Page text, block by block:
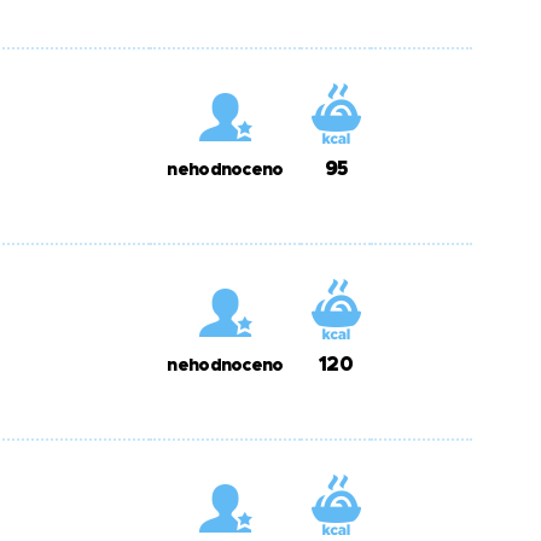
nehodnoceno 95
nehodnoceno 120